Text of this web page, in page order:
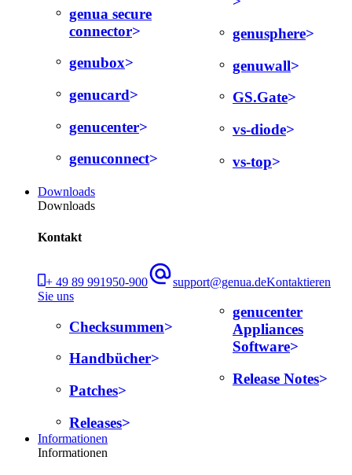
genua secure
connector
genubox
genucard
genucenter
genuconnect
genusphere
genuwall
GS.Gate
vs-diode
vs-top
Downloads
Downloads
Kontakt
+ 49 89 991950-900 support@genua.deKontaktieren
Sie uns
Checksummen
Handbücher
Patches
Releases
genucenter
Appliances
Software
Release Notes
Informationen
Informationen